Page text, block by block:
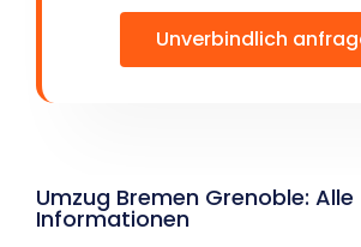
Unverbindlich
Umzug Bremen Grenoble: Alle
Informationen